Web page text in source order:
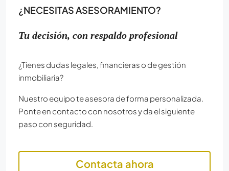
¿NECESITAS ASESORAMIENTO?
Tu decisión, con respaldo profesional
¿Tienes dudas legales, financieras o de gestión
inmobiliaria?
Nuestro equipo te asesora de forma personalizada.
Ponte en contacto con nosotros y da el siguiente
paso con seguridad.
Contacta ahora